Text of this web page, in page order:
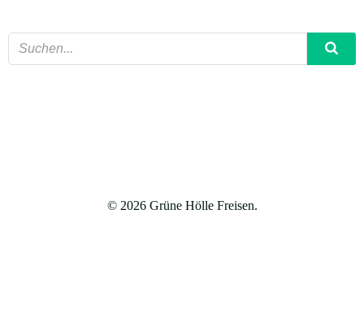
© 2026 Grüne Hölle Freisen.